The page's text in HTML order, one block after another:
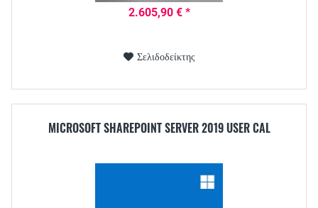
2.605,90 € *
Σελιδοδείκτης
MICROSOFT SHAREPOINT SERVER 2019 USER CAL